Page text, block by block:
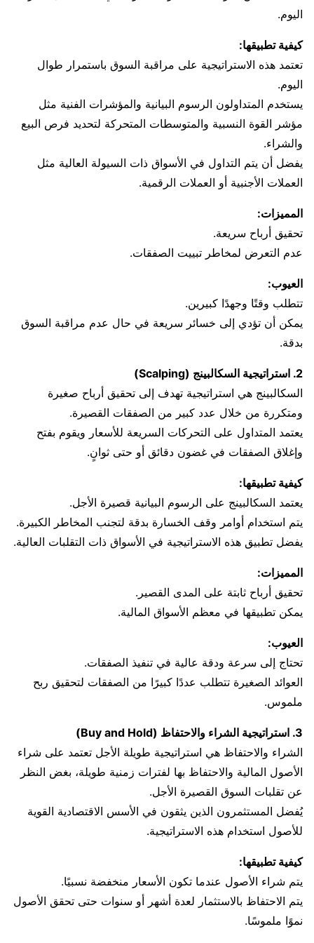
اليوم.
كيفية تطبيقها:
تعتمد هذه الاستراتيجية على مراقبة السوق باستمرار طوال
اليوم.
يستخدم المتداولون الرسوم البيانية والمؤشرات الفنية مثل
مؤشر القوة النسبية والمتوسطات المتحركة لتحديد فرص البيع
والشراء.
يفضل أن يتم التداول في الأسواق ذات السيولة العالية مثل
العملات الأجنبية أو العملات الرقمية.
المميزات:
تحقيق أرباح سريعة.
عدم التعرض لمخاطر تبييت الصفقات.
العيوب:
تتطلب وقتًا وجهدًا كبيرين.
يمكن أن تؤدي إلى خسائر سريعة في حال عدم مراقبة السوق
بدقة.
2. استراتيجية السكالبينج (Scalping)
السكالبينج هي استراتيجية تهدف إلى تحقيق أرباح صغيرة
ومتكررة من خلال عدد كبير من الصفقات القصيرة.
يعتمد المتداول على التحركات السريعة للأسعار ويقوم بفتح
وإغلاق الصفقات في غضون دقائق أو حتى ثوانٍ.
كيفية تطبيقها:
يعتمد السكالبينج على الرسوم البيانية قصيرة الأجل.
يتم استخدام أوامر وقف الخسارة بدقة لتجنب المخاطر الكبيرة.
يفضل تطبيق هذه الاستراتيجية في الأسواق ذات التقلبات العالية.
المميزات:
تحقيق أرباح ثابتة على المدى القصير.
يمكن تطبيقها في معظم الأسواق المالية.
العيوب:
تحتاج إلى سرعة ودقة عالية في تنفيذ الصفقات.
العوائد الصغيرة تتطلب عددًا كبيرًا من الصفقات لتحقيق ربح
ملموس.
3. استراتيجية الشراء والاحتفاظ (Buy and Hold)
الشراء والاحتفاظ هي استراتيجية طويلة الأجل تعتمد على شراء
الأصول المالية والاحتفاظ بها لفترات زمنية طويلة، بغض النظر
عن تقلبات السوق القصيرة الأجل.
يُفضل المستثمرون الذين يثقون في الأسس الاقتصادية القوية
للأصول استخدام هذه الاستراتيجية.
كيفية تطبيقها:
يتم شراء الأصول عندما تكون الأسعار منخفضة نسبيًا.
يتم الاحتفاظ بالاستثمار لعدة أشهر أو سنوات حتى تحقق الأصول
نموًا ملموسًا.